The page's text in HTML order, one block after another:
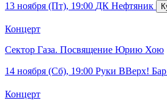
13 ноября (Пт), 19:00 ДК Нефтяник
Концерт
Сектор Газа. Посвящение Юрию Хою
14 ноября (Сб), 19:00 Руки ВВерх! Бар
Концерт